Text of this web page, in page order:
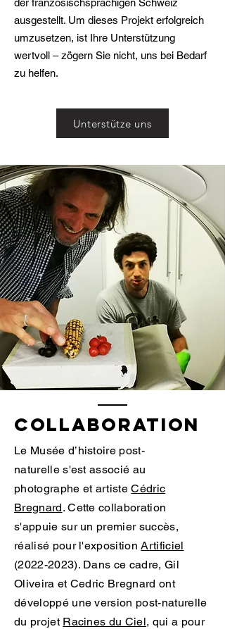
der französischsprachigen Schweiz
ausgestellt. Um dieses Projekt erfolgreich
umzusetzen, ist Ihre Unterstützung
wertvoll – zögern Sie nicht, uns bei Bedarf
zu helfen.
Unterstütze uns
Collaboration
Le Musée d’histoire post-
naturelles'est associé au
photographe et artisteCédric
Bregnard. Cette collaboration
s'appuie sur un premier succès,
réalisé pour l'expositionArtificiel
(2022-2023). Dans ce cadre, Gil
Oliveira et Cedric Bregnard ont
développé une version post-naturelle
du projet Racines du Ciel, qui a pour